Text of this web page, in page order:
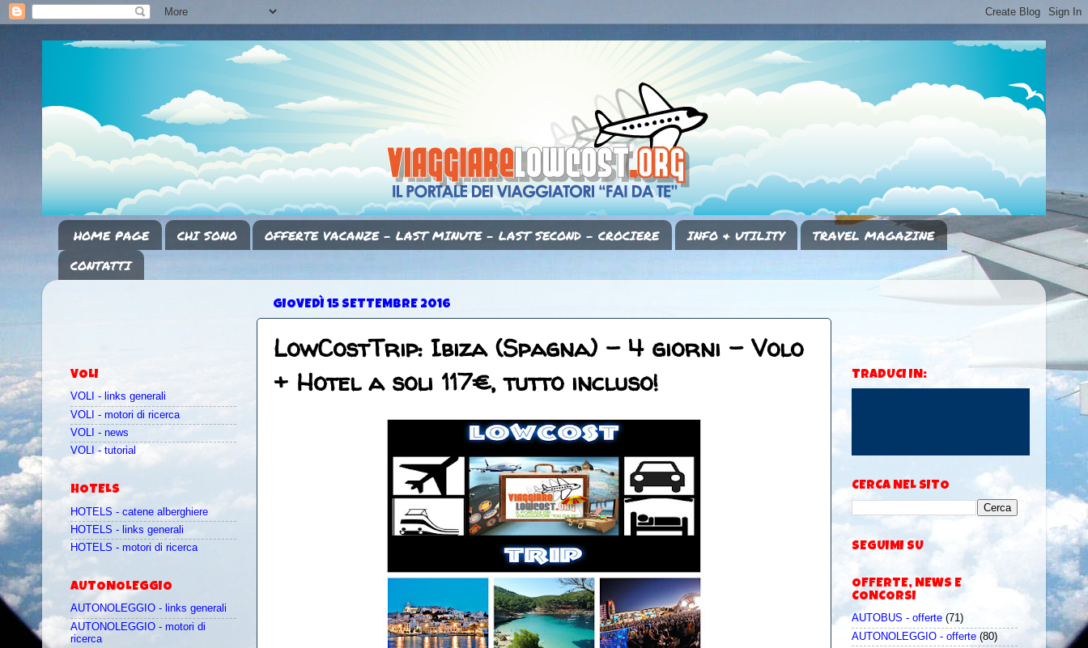
HOME PAGE CHI SONO OFFERTE VACANZE - LAST MINUTE - LAST SECOND - CROCIERE INFO & UTILITY
TRAVEL MAGAZINE
CONTATTI
GIOVEDÌ 15 SETTEMBRE 2016
LowCostTrip: Ibiza (Spagna) - 4 giorni - Volo
+ Hotel a soli 117€, tutto incluso!
VOLI
VOLI - links generali
VOLI - motori di ricerca
VOLI - news
VOLI - tutorial
HOTELS
HOTELS - catene alberghiere
HOTELS - links generali
HOTELS - motori di ricerca
AUTONOLEGGIO
AUTONOLEGGIO - links generali
AUTONOLEGGIO - motori di
ricerca
TRADUCI IN:
CERCA NEL SITO
SEGUIMI SU
OFFERTE, NEWS E
CONCORSI
AUTOBUS - offerte (71)
AUTONOLEGGIO - offerte (80)